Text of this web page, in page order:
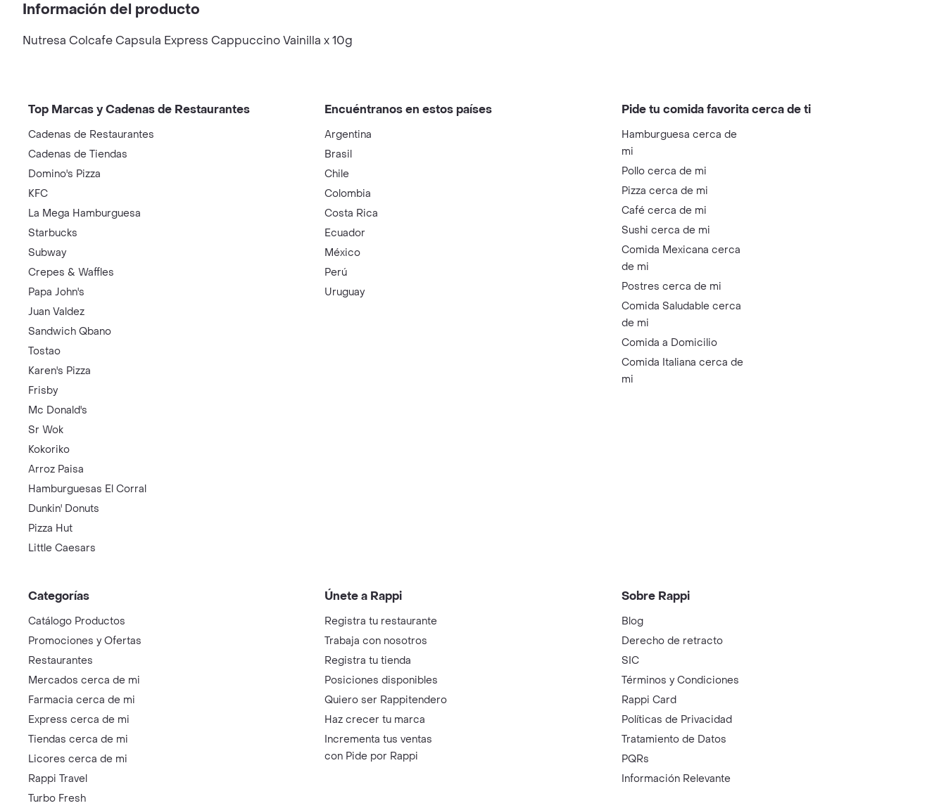
Información del producto
Nutresa Colcafe Capsula Express Cappuccino Vainilla x 10g
Top Marcas y Cadenas de Restaurantes
Cadenas de Restaurantes
Cadenas de Tiendas
Domino's Pizza
KFC
La Mega Hamburguesa
Starbucks
Subway
Crepes & Waffles
Papa John's
Juan Valdez
Sandwich Qbano
Tostao
Karen's Pizza
Frisby
Mc Donald's
Sr Wok
Kokoriko
Arroz Paisa
Hamburguesas El Corral
Dunkin' Donuts
Pizza Hut
Little Caesars
Encuéntranos en estos países
Argentina
Brasil
Chile
Colombia
Costa Rica
Ecuador
México
Perú
Uruguay
Pide tu comida favorita cerca de ti
Hamburguesa cerca de
mi
Pollo cerca de mi
Pizza cerca de mi
Café cerca de mi
Sushi cerca de mi
Comida Mexicana cerca
de mi
Postres cerca de mi
Comida Saludable cerca
de mi
Comida a Domicilio
Comida Italiana cerca de
mi
Categorías
Catálogo Productos
Promociones y Ofertas
Restaurantes
Mercados cerca de mi
Farmacia cerca de mi
Express cerca de mi
Tiendas cerca de mi
Licores cerca de mi
Rappi Travel
Turbo Fresh
Únete a Rappi
Registra tu restaurante
Trabaja con nosotros
Registra tu tienda
Posiciones disponibles
Quiero ser Rappitendero
Haz crecer tu marca
Incrementa tus ventas
con Pide por Rappi
Sobre Rappi
Blog
Derecho de retracto
SIC
Términos y Condiciones
Rappi Card
Políticas de Privacidad
Tratamiento de Datos
PQRs
Información Relevante